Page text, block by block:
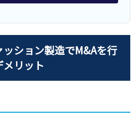
ション製造でM&Aを行
リット